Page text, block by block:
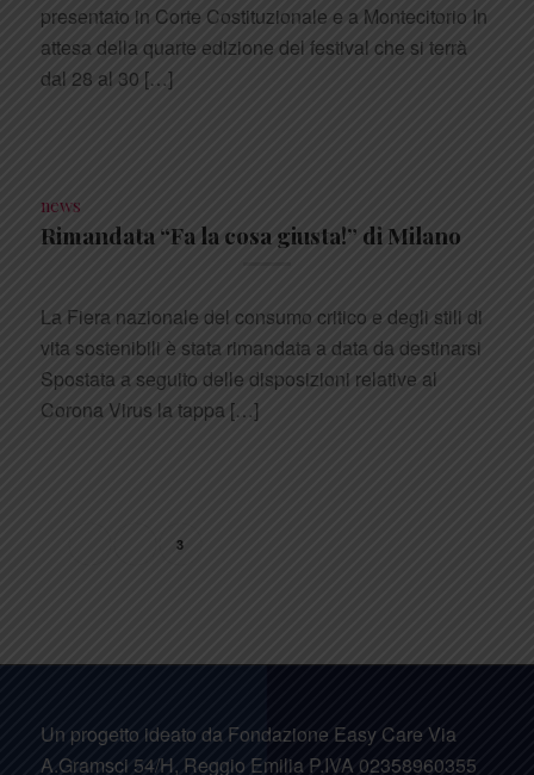
presentato in Corte Costituzionale e a Montecitorio In
attesa della quarte edizione del festival che si terrà
dal 28 al 30 […]
news
Rimandata “Fa la cosa giusta!” di Milano
La Fiera nazionale del consumo critico e degli stili di
vita sostenibili è stata rimandata a data da destinarsi
Spostata a seguito delle disposizioni relative al
Corona Virus la tappa […]
3
Un progetto ideato da Fondazione Easy Care Via
A.Gramsci 54/H, Reggio Emilia P.IVA 02358960355